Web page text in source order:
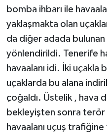
bomba ihbarı ile
yaklaşmakta olan
da diğer adada bulunan
yönlendirildi. Tenerife
havaalanı idi. İki
uçaklarda bu alana
çoğaldı. Üstelik , hava
bekleyişten sonra terör
havaalanı uçuş